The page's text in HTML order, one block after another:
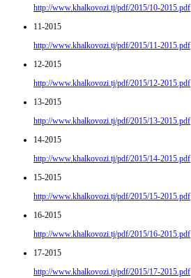
http://www.khalkovozi.tj/pdf/2015/10-2015.pdf
11-2015
http://www.khalkovozi.tj/pdf/2015/11-2015.pdf
12-2015
http://www.khalkovozi.tj/pdf/2015/12-2015.pdf
13-2015
http://www.khalkovozi.tj/pdf/2015/13-2015.pdf
14-2015
http://www.khalkovozi.tj/pdf/2015/14-2015.pdf
15-2015
http://www.khalkovozi.tj/pdf/2015/15-2015.pdf
16-2015
http://www.khalkovozi.tj/pdf/2015/16-2015.pdf
17-2015
http://www.khalkovozi.tj/pdf/2015/17-2015.pdf